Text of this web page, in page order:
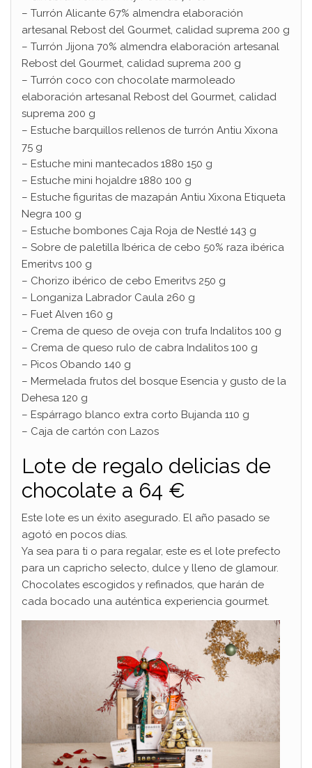
– Turrón Alicante 67% almendra elaboración
artesanal Rebost del Gourmet, calidad suprema 200 g
– Turrón Jijona 70% almendra elaboración artesanal
Rebost del Gourmet, calidad suprema 200 g
– Turrón coco con chocolate marmoleado
elaboración artesanal Rebost del Gourmet, calidad
suprema 200 g
– Estuche barquillos rellenos de turrón Antiu Xixona
75 g
– Estuche mini mantecados 1880 150 g
– Estuche mini hojaldre 1880 100 g
– Estuche figuritas de mazapán Antiu Xixona Etiqueta
Negra 100 g
– Estuche bombones Caja Roja de Nestlé 143 g
– Sobre de paletilla Ibérica de cebo 50% raza ibérica
Emeritvs 100 g
– Chorizo ​​ibérico de cebo Emeritvs 250 g
– Longaniza Labrador Caula 260 g
– Fuet Alven 160 g
– Crema de queso de oveja con trufa Indalitos 100 g
– Crema de queso rulo de cabra Indalitos 100 g
– Picos Obando 140 g
– Mermelada frutos del bosque Esencia y gusto de la
Dehesa 120 g
– Espárrago blanco extra corto Bujanda 110 g
– Caja de cartón con Lazos
Lote de regalo delicias de
chocolate a 64 €
Este lote es un éxito asegurado. El año pasado se
agotó en pocos días.
Ya sea para ti o para regalar, este es el lote prefecto
para un capricho selecto, dulce y lleno de glamour.
Chocolates escogidos y refinados, que harán de
cada bocado una auténtica experiencia gourmet.